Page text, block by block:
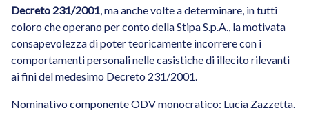
Decreto 231/2001 , ma anche volte a determinare, in tutti
coloro che operano per conto della Stipa S.p.A., la motivata
consapevolezza di poter teoricamente incorrere con i
comportamenti personali nelle casistiche di illecito rilevanti
ai fini del medesimo Decreto 231/2001.
Nominativo componente ODV monocratico: Lucia Zazzetta.